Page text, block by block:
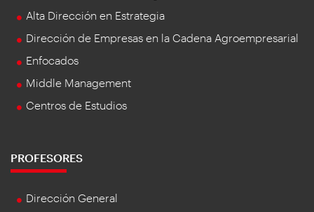
Alta Dirección en Estrategia
Dirección de Empresas en la Cadena Agroempresarial
Enfocados
Middle Management
Centros de Estudios
PROFESORES
Dirección General